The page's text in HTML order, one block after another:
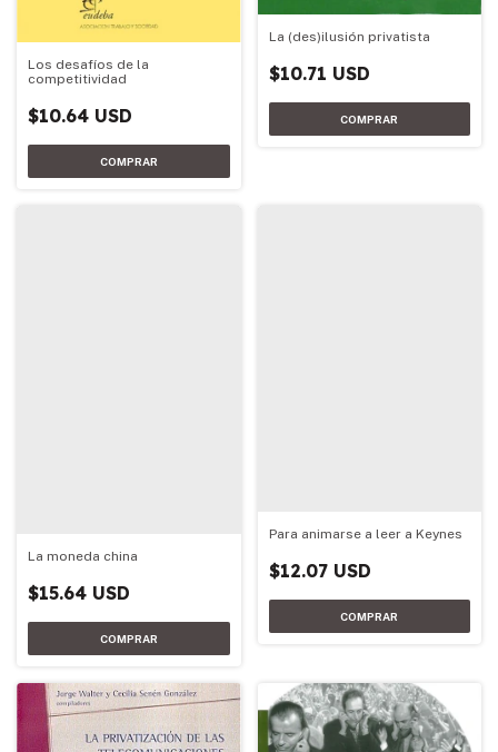
Los desafíos de la
competitividad
$10.64 USD
La (des)ilusión privatista
$10.71 USD
La moneda china
$15.64 USD
Para animarse a leer a Keynes
$12.07 USD